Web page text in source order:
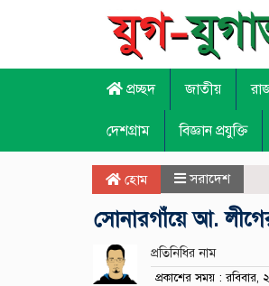
প্রচ্ছদ জাতীয়
দেশগ্রাম বিজ্ঞান প্রযুক্তি
হোম সরাদেশ
সোনারগাঁয়ে আ. লীগের
প্রতিনিধির নাম
প্রকাশের সময় : রবিবার,